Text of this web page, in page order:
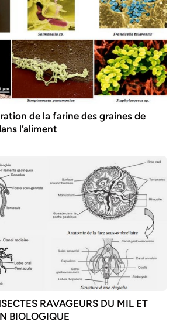
de la farine des graines de
l’aliment
RAVAGEURS DU MIL ET
BIOLOGIQUE